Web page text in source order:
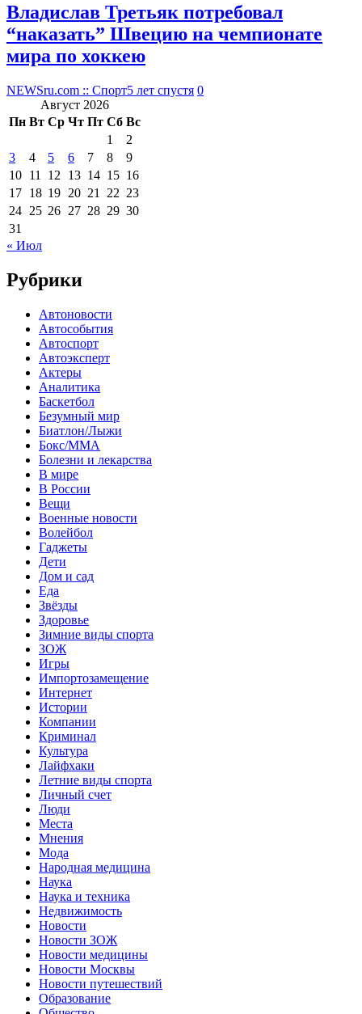
Владислав Третьяк потребовал
“наказать” Швецию на чемпионате
мира по хоккею
NEWSru.com :: Спорт5 лет спустя 0
Август 2026
Пн Вт Ср Чт Пт Сб Вс
1
2
3
4 5 6 7 8
9
10 11 12 13 14 15 16
17 18 19 20 21 22 23
24 25 26 27 28 29 30
31
« Июл
Рубрики
Автоновости
Автособытия
Автоспорт
Автоэксперт
Актеры
Аналитика
Баскетбол
Безумный мир
Биатлон/Лыжи
Бокс/MMA
Болезни и лекарства
В мире
В России
Вещи
Военные новости
Волейбол
Гаджеты
Дети
Дом и сад
Еда
Звёзды
Здоровье
Зимние виды спорта
ЗОЖ
Игры
Импортозамещение
Интернет
Истории
Компании
Криминал
Культура
Лайфхаки
Летние виды спорта
Личный счет
Люди
Места
Мнения
Мода
Народная медицина
Наука
Наука и техника
Недвижимость
Новости
Новости ЗОЖ
Новости медицины
Новости Москвы
Новости путешествий
Образование